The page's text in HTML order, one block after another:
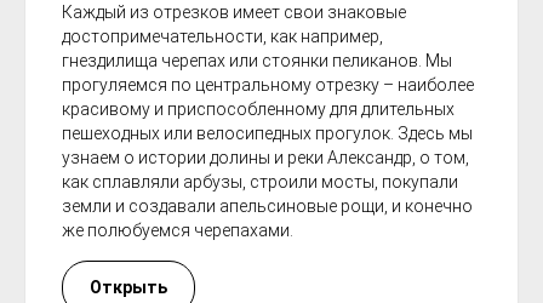
Каждый из отрезков имеет свои знаковые
достопримечательности, как например,
гнездилища черепах или стоянки пеликанов. Мы
прогуляемся по центральному отрезку – наиболее
красивому и приспособленному для длительных
пешеходных или велосипедных прогулок. Здесь мы
узнаем о истории долины и реки Александр, о том,
как сплавляли арбузы, строили мосты, покупали
земли и создавали апельсиновые рощи, и конечно
же полюбуемся черепахами.
Открыть